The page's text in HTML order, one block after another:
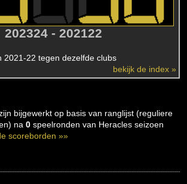
202324 - 202122
2021-22 tegen dezelfde clubs
bekijk de index »
bijgewerkt op basis van ranglijst (reguliere
na 0 speelronden van Heracles seizoen
scoreborden »»